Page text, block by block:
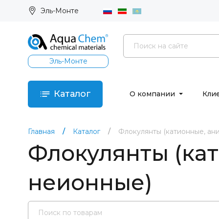
Эль-Монте
Эль-Монте
Каталог О компании
Главная Каталог Флокулянты (катионные,
Флокулянты
неионные)